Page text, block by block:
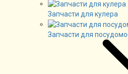
Запчасти для кулера
Запчасти для